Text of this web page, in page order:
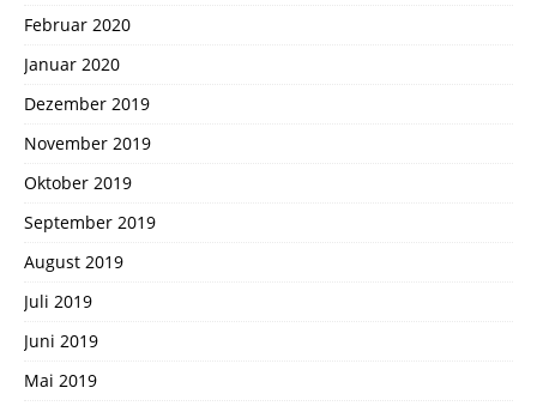
Februar 2020
Januar 2020
Dezember 2019
November 2019
Oktober 2019
September 2019
August 2019
Juli 2019
Juni 2019
Mai 2019